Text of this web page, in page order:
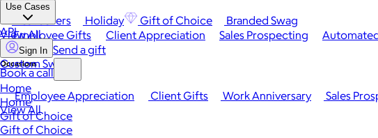
Best Sellers Holiday Gift of Choice
Branded Swag
View All
Occasions
Employee Appreciation Client Gifts Work Anniversary
Sales
View All
Use Cases
Employee Gifts Client Appreciation Sales Prospecting
Custom Swag
API
Sign In Send a gift
Book a call
Home
Home
Gift of Choice
Gift of Choice